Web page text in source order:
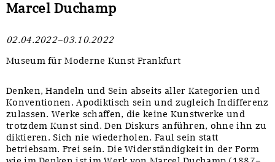
Marcel Duchamp
02.04.2022–03.10.2022
Museum für Moderne Kunst Frankfurt
Denken, Handeln und Sein abseits aller Kategorien und
Konventionen. Apodiktisch sein und zugleich Indifferenz
zulassen. Werke schaffen, die keine Kunstwerke und
trotzdem Kunst sind. Den Diskurs anführen, ohne ihn zu
diktieren. Sich nie wiederholen. Faul sein statt
betriebsam. Frei sein. Die Widerständigkeit in der Form
Stellenangebote
UKRAINE-Förderlinie
Zwischenfinanzierung